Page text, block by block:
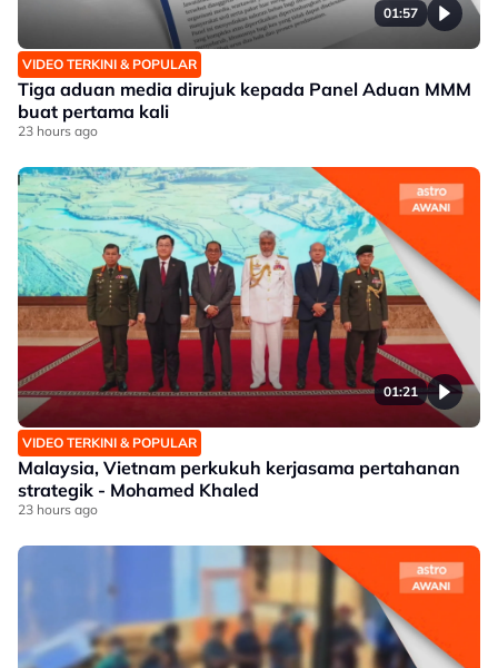
01:57
VIDEO TERKINI & POPULAR
Tiga aduan media dirujuk kepada Panel Aduan MMM
buat pertama kali
23 hours ago
01:21
VIDEO TERKINI & POPULAR
Malaysia, Vietnam perkukuh kerjasama pertahanan
strategik - Mohamed Khaled
23 hours ago